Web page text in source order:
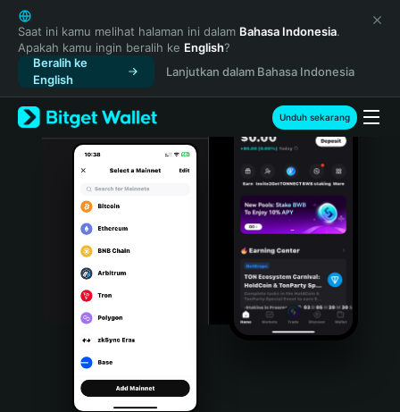
English
日本語
Tiếng Việt
Русский
Español (Latinoamérica)
Türkçe
Italiano
Português (Portugal)
Bahasa Indonesia
Português (Brasil)
Español (Argentina)
Saat ini kamu melihat halaman ini dalam Bahasa Indonesia.
Apakah kamu ingin beralih ke English?
Beralih ke
English
Lanjutkan dalam Bahasa Indonesia
Unduh sekarang